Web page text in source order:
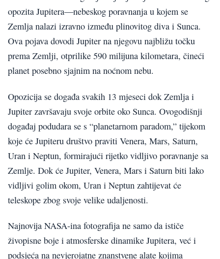
opozita Jupitera—nebeskog poravnanja u kojem se
Zemlja nalazi izravno između plinovitog diva i Sunca.
Ova pojava dovodi Jupiter na njegovu najbližu točku
prema Zemlji, otprilike 590 milijuna kilometara, čineći
planet posebno sjajnim na noćnom nebu.
Opozicija se događa svakih 13 mjeseci dok Zemlja i
Jupiter završavaju svoje orbite oko Sunca. Ovogodišnji
događaj podudara se s “planetarnom paradom,” tijekom
koje će Jupiteru društvo praviti Venera, Mars, Saturn,
Uran i Neptun, formirajući rijetko vidljivo poravnanje sa
Zemlje. Dok će Jupiter, Venera, Mars i Saturn biti lako
vidljivi golim okom, Uran i Neptun zahtijevat će
teleskope zbog svoje velike udaljenosti.
Najnovija NASA-ina fotografija ne samo da ističe
živopisne boje i atmosferske dinamike Jupitera, već i
podsjeća na nevjerojatne znanstvene alate kojima